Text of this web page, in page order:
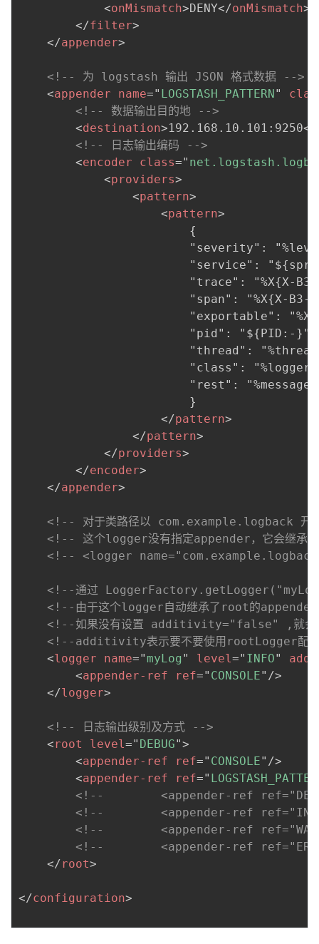
<onMismatch>DENY</onMismatch>
</filter>
</appender>
<!-- 为 logstash 输出 JSON 格式数据 -->
<appender name=" LOGSTASH_PATTERN"
<!-- 数据输出目的地 -->
<destination>192.168.10.101:9250</
<!-- 日志输出编码 -->
<encoder class="
<providers>
<pattern>
<pattern>
                        {
"severity":
"service":
"trace": "%X{X-
"span": "%X{X-B3-
"exportable":
                        "pid": "${PID:-}",
"thread":
"class":
                        "rest": "%message"
                        }
</pattern>
</pattern>
</providers>
</encoder>
</appender>
<!-- 对于类路径以 com.example.logback 开
<!-- 这个logger没有指定appender，它会继承
<!-- <logger
<!--通过
<!--由于这个logger自动继承了root的
<!--如果没有设置 additivity="false" ,就会导
<!--additivity表示要不要使用rootLogger配置
<logger name=" myLog " level =" INFO"
<appender-ref ref=" CONSOLE" />
</logger>
<!-- 日志输出级别及方式 -->
<root level =" DEBUG">
<appender-ref ref=" CONSOLE" />
<appender-ref ref="
<!--        <appender-ref
<!--        <appender-ref
<!--        <appender-ref
<!--        <appender-ref
</root>
</configuration>